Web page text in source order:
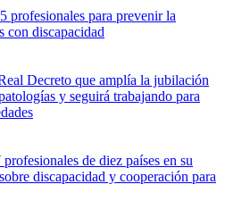
profesionales para prevenir la
con discapacidad
Decreto que amplía la jubilación
y seguirá trabajando para
de diez países en su
discapacidad y cooperación para